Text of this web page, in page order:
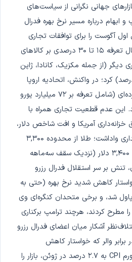
اصلی بازارهای جهانی نگرانی از سیاست‌های
ابهام درباره مسیر نرخ بهره فدرال
آگوست را برای توافقات تجاری
تعیین کرد و تهدید به اعمال تعرفه ۱۵ تا ۳۰ درصدی بر کالاهای
دیگر (از جمله مکزیک، کانادا، ژاپن
با نرخ‌های تا ۵۰ درصد) کرد؛ در واکنش، اتحادیه اروپا
اقدامات تلافی‌جویانه گسترده‌ای (شامل تعرفه بر ۷۲ میلیارد یورو
این عدم قطعیت تجاری همراه با
خزانه‌داری آمریکا و افت شاخص دلار،
طلا را به روند صعودی پایداری واداشت؛ طلا از محدوده ۳,۳۰۰
دلار در ابتدای ماه به بالای ۳,۴۰۰ دلار (نزدیک سقف سه‌ماهه
تنش بر سر استقلال فدرال رزرو
کاهش شدید نرخ بهره (حتی به
پاول شد، و برخی متحدان کنگره‌ای وی
مطرح کردند، هرچند ترامپ برکناری
آشکار میان اعضای فدرال رزرو
والر که خواستار کاهش
زودهنگام بود) و افزایش تورم CPI به ۲.۷ درصد در ژوئن، بازار را